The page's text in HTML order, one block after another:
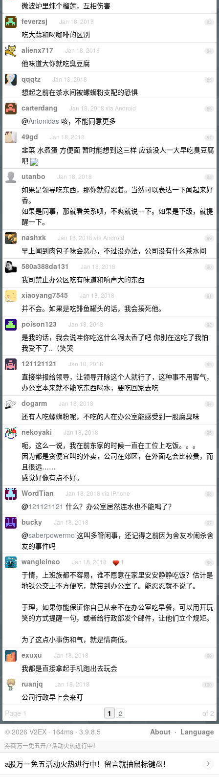
微波炉里炖个榴莲，互相伤害
83
feverzsj Jan 18, 2018
吃大蒜和喝咖啡的区别
84
alienx717 Jan 18, 2018
他味道大你就吃臭豆腐
85
qqqtz Jan 18, 2018
想起之前在茶水间被螺蛳粉支配的恐惧
86
carterdang Jan 18, 2018 via Android
@Antonidas 咳，不能同意更多
87
49gd Jan 18, 2018
韭菜 水煮蛋 方便面 暂时能想到这三样 应该没人一大早吃臭豆腐
吧
88
utanbo Jan 18, 2018
如果是领导吃东西，那你就得忍着。当然可以表达一下闻起来好
香。
如果是同事，那就看关系呗，不爽就说一下。如果是下级，就提
醒一下。
89
nashxk Jan 18, 2018 via Android
早上闻到肉包子味会恶心，不过没办法，公司没有什么茶水间
90
580a388da131 Jan 18, 2018
我司禁止办公区吃有味道和响声大的东西
91
xiaoyang7545 Jan 18, 2018
并不会。如果是吃鲱鱼罐头的话，我会揍死他。
92
poison123 Jan 18, 2018
是我的话，我会说哇你吃这什么啊太香了吧 你别在这吃了我怕
我受不了..（笑哭
93
121121121 Jan 18, 2018
直接举报给领导，让领导开除这个人就行了，这种事不用客气，
办公室本来就不能吃东西喝水，要吃回家去吃
94
dogarm Jan 18, 2018
还有人吃螺蛳粉呢，不吃的人在办公室能感受到一股腐臭味
95
nekoyaki Jan 18, 2018
呃，这么一说，我在前东家的时候一直在工位上吃饭。。。
因为都是贪便宜叫的外卖，公司在郊区，在外面吃会比较贵，而
且很远……
感觉好像有点不好。
96
WordTian Jan 18, 2018 via iPhone
@121121121 什么？办公室居然连水也不能喝了？
97
bucky Jan 18, 2018
@saberpowermo 这叫多管闲事，还记得之前因为舍友吵闹杀舍
友的事件吗
98
wangleineo Jan 18, 2018 1
于情，上班族都不容易，谁不愿意在家里安安静静吃饭？估计是
地铁公交上不方便吃，就带到办公室了。能忍忍就不说了。
于理，如果你能保证你自己从来不在办公室吃早餐，可以用开玩
笑的方式提醒一句，或者给行政部发个邮件，让他们立个规矩。
为了这点小事伤和气，就是情商低。
99
exuxu Jan 18, 2018
我都是直接拿起手机跑出去玩会
100
ruanjq Jan 18, 2018
公司行政早上会来盯
Page 1
of 2
1 2
About · Language
© 2026 V2EX · 164ms · 3.9.8.5
券商万一免五开户活动火热进行中！
a股万一免五活动火热进行中！留言就抽鼠标键盘！ ›